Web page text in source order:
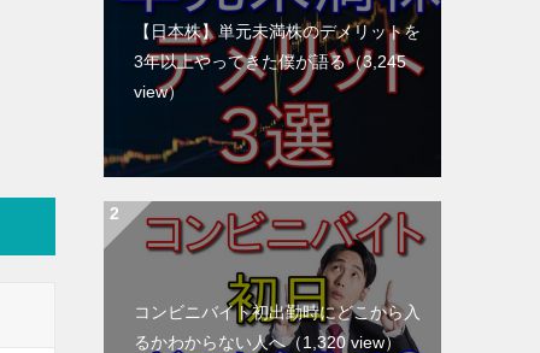
【日本株】単元未満株のデメリットを
3年以上やってきた僕が語る（3,245
view）
コンビニバイト初出勤時にどこから入
るかわからない人へ（1,320 view）